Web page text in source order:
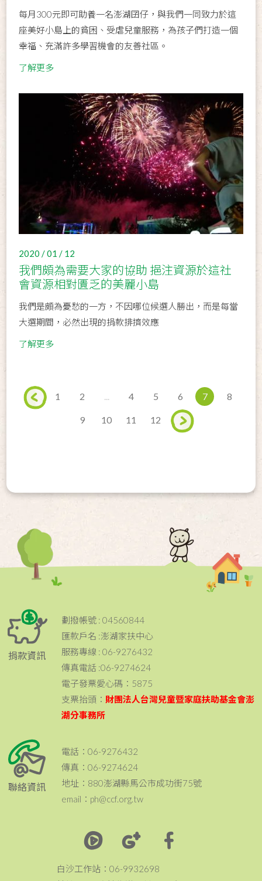
每月300元即可助養一名澎湖囝仔，與我們一同致力於這
座美好小島上的貧困、受虐兒童服務，為孩子們打造一個
幸福、充滿許多學習機會的友善社區。
了解更多
2020 / 01 / 12
我們頗為需要大家的協助 挹注資源於這社
會資源相對匱乏的美麗小島
我們是頗為憂愁的一方，不因哪位候選人勝出，而是每當
大選期間，必然出現的捐款排擠效應
了解更多
1 2 4 5 6 7 8
9 10 11 12
捐款資訊
劃撥帳號 : 04560844
匯款戶名 :澎湖家扶中心
服務專線 : 06-9276432
傳真電話 :06-9274624
電子發票愛心碼：5875
支票抬頭： 財團法人台灣兒童暨家庭扶助基金會澎
湖分事務所
聯絡資訊
電話：06-9276432
傳真：06-9274624
地址：880澎湖縣馬公市成功街75號
email：ph@ccf.org.tw
白沙工作站：06-9932698